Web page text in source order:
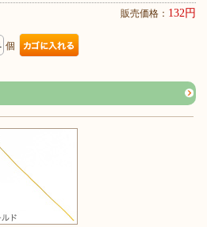
販売価格： 132円
個